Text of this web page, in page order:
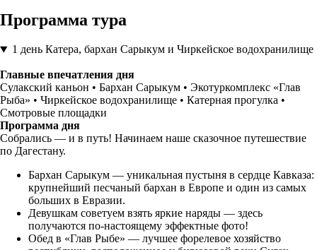
Программа тура
1 день Катера, бархан Сарыкум и Чиркейское водохранилище
Главные впечатления дня
Сулакский каньон • Бархан Сарыкум • Экотуркомплекс «Глав
Рыба» • Чиркейское водохранилище • Катерная прогулка •
Смотровые площадки
Программа дня
Собрались — и в путь! Начинаем наше сказочное путешествие
по Дагестану.
Бархан Сарыкум — уникальная пустыня в сердце Кавказа:
крупнейший песчаный бархан в Европе и один из самых
больших в Евразии.
Девушкам советуем взять яркие наряды — здесь
получаются по-настоящему эффектные фото!
Обед в «Глав Рыбе» — лучшее форелевое хозяйство